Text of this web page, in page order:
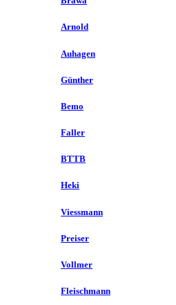
Arnold
Auhagen
Günther
Bemo
Faller
BTTB
Heki
Viessmann
Preiser
Vollmer
Fleischmann